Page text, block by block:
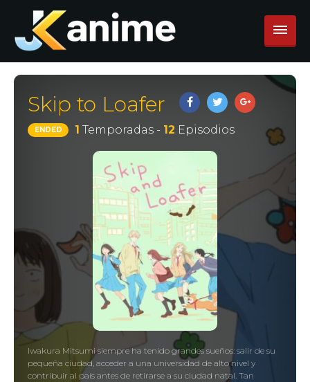
Skip to Loafer
ENDED 1 Temporadas - 12 Episodios
Iwakura Mitsumi siempre ha tenido grandes sueños: salir de su
pequeña ciudad, acceder a una universidad de alto nivel y
contribuir al país antes de retirarse a su ciudad natal. Tan